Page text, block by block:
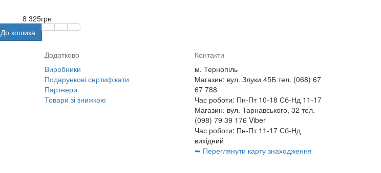
8 325грн
До кошика
Додатково
Виробники
Подарункові сертифікати
Партнери
Товари зі знижкою
Контакти
м. Тернопіль
Магазин: вул. Злуки 45Б тел. (068) 67
67 788
Час роботи: Пн-Пт 10-18 Сб-Нд 11-17
Магазин: вул. Тарнавського, 32 тел.
(098) 79 39 176 Viber
Час роботи: Пн-Пт 11-17 Сб-Нд
вихідний
➥ Переглянути карту знаходження